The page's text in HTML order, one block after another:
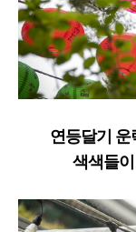
연등달기 운
색색들